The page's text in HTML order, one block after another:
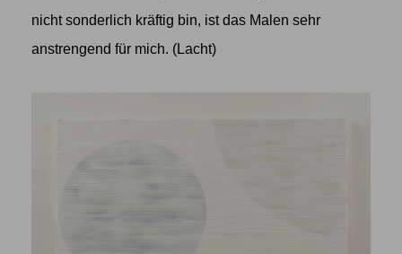
nicht sonderlich kräftig bin, ist das Malen sehr
anstrengend für mich. (Lacht)